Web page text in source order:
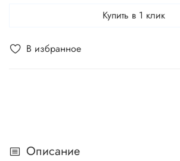
В избранное
Купить в 1 клик
Описание